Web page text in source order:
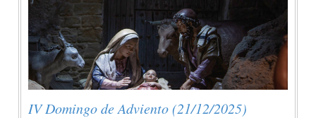
IV Domingo de Adviento (21/12/2025)